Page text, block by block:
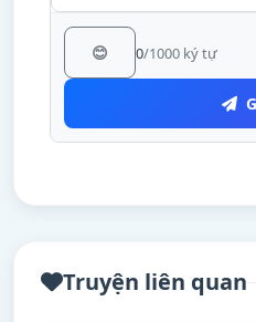
😊 0/1000 ký tự
Truyện liên quan